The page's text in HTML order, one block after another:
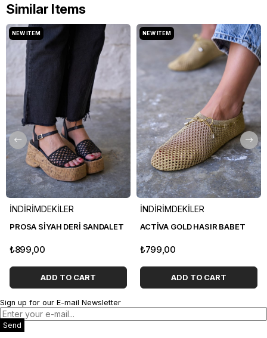
Similar Items
İNDİRİMDEKİLER
PROSA SİYAH DERİ SANDALET
₺899,00
ADD TO CART
NEW ITEM
İNDİRİMDEKİLER
ACTİVA GOLD HASIR BABET
₺799,00
ADD TO CART
NEW ITEM
Sign up for our E-mail Newsletter
Send